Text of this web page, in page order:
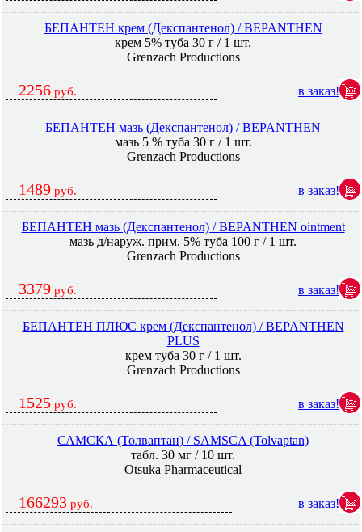
БЕПАНТЕН крем (Декспантенол) / BEPANTHEN
крем 5% туба 30 г / 1 шт.
Grenzach Productions
2256 руб. в заказ!
БЕПАНТЕН мазь (Декспантенол) / BEPANTHEN
мазь 5 % туба 30 г / 1 шт.
Grenzach Productions
1489 руб. в заказ!
БЕПАНТЕН мазь (Декспантенол) / BEPANTHEN ointment
мазь д/наруж. прим. 5% туба 100 г / 1 шт.
Grenzach Productions
3379 руб. в заказ!
БЕПАНТЕН ПЛЮС крем (Декспантенол) / BEPANTHEN
PLUS
крем туба 30 г / 1 шт.
Grenzach Productions
1525 руб. в заказ!
САМСКА (Толваптан) / SAMSCA (Tolvaptan)
табл. 30 мг / 10 шт.
Otsuka Pharmaceutical
166293 руб. в заказ!